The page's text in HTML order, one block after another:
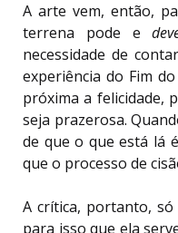
A arte vem, então,
terrena pode e
necessidade de
experiência do Fim
próxima a felicidade,
seja prazerosa.
de que o que está lá
que o processo de
A crítica, portanto,
para isso que ela